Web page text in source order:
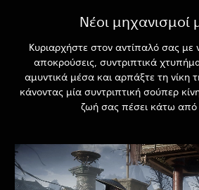
Νέοι μηχανισμοί
Κυριαρχήστε στον αντίπαλό σας με
αποκρούσεις, συντριπτικά
αμυντικά μέσα και αρπάξτε τη νίκη
κάνοντας μία συντριπτική σούπερ
ζωή σας πέσει κάτω από